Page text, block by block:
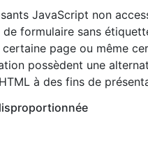
JavaScript non
formulaire sans
page ou même
possèdent une
à des fins de